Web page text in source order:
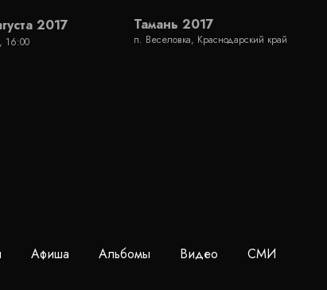
2017
16:00
Тамань 2017
п. Веселовка, Краснодарский край
Афиша Альбомы Видео СМИ